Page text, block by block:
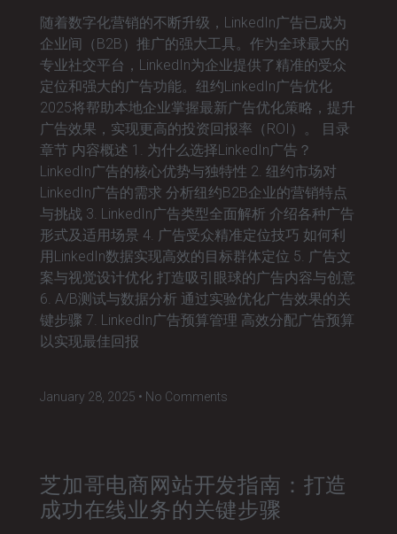
随着数字化营销的不断升级，LinkedIn广告已成为
企业间（B2B）推广的强大工具。作为全球最大的
专业社交平台，LinkedIn为企业提供了精准的受众
定位和强大的广告功能。纽约LinkedIn广告优化
2025将帮助本地企业掌握最新广告优化策略，提升
广告效果，实现更高的投资回报率（ROI）。 目录
章节 内容概述 1. 为什么选择LinkedIn广告？
LinkedIn广告的核心优势与独特性 2. 纽约市场对
LinkedIn广告的需求 分析纽约B2B企业的营销特点
与挑战 3. LinkedIn广告类型全面解析 介绍各种广告
形式及适用场景 4. 广告受众精准定位技巧 如何利
用LinkedIn数据实现高效的目标群体定位 5. 广告文
案与视觉设计优化 打造吸引眼球的广告内容与创意
6. A/B测试与数据分析 通过实验优化广告效果的关
键步骤 7. LinkedIn广告预算管理 高效分配广告预算
以实现最佳回报
January 28, 2025 No Comments
芝加哥电商网站开发指南：打造
成功在线业务的关键步骤